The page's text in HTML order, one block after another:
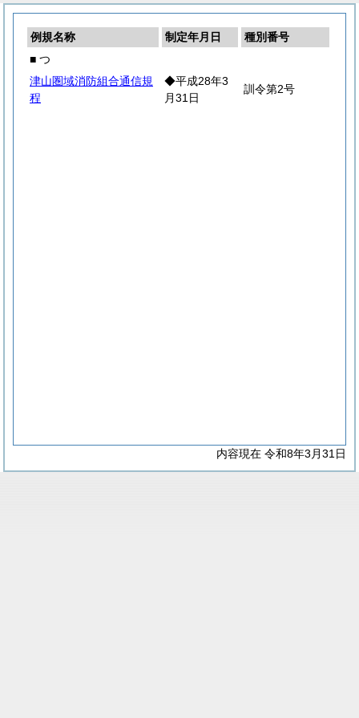
例規名称 制定年月日
種別番号
■ つ
津山圏域消防組合通信規
程
◆平成28年3
月31日
訓令第2号
内容現在 令和8年3月31日